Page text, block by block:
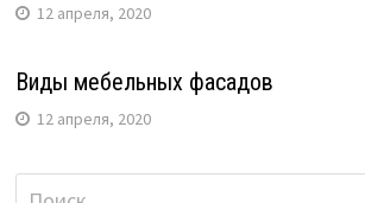
12 апреля, 2020
Виды мебельных фасадов
12 апреля, 2020
Найти: